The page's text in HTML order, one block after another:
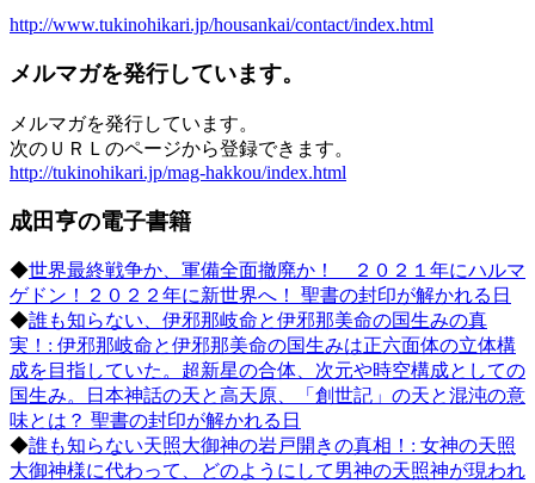
http://www.tukinohikari.jp/housankai/contact/index.html
メルマガを発行しています。
メルマガを発行しています。
次のＵＲＬのページから登録できます。
http://tukinohikari.jp/mag-hakkou/index.html
成田亨の電子書籍
◆世界最終戦争か、軍備全面撤廃か！ ２０２１年にハルマ
ゲドン！２０２２年に新世界へ！ 聖書の封印が解かれる日
◆誰も知らない、伊邪那岐命と伊邪那美命の国生みの真
実！: 伊邪那岐命と伊邪那美命の国生みは正六面体の立体構
成を目指していた。超新星の合体、次元や時空構成としての
国生み。日本神話の天と高天原、「創世記」の天と混沌の意
味とは？ 聖書の封印が解かれる日
◆誰も知らない天照大御神の岩戸開きの真相！: 女神の天照
大御神様に代わって、どのようにして男神の天照神が現われ